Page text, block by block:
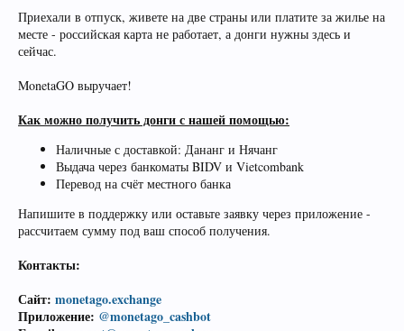
Приехали в отпуск, живете на две страны или платите за жилье на
месте - российская карта не работает, а донги нужны здесь и
сейчас.
MonetaGO выручает!
Как можно получить донги с нашей помощью:
Наличные с доставкой: Дананг и Нячанг
Выдача через банкоматы BIDV и Vietcombank
Перевод на счёт местного банка
Напишите в поддержку или оставьте заявку через приложение -
рассчитаем сумму под ваш способ получения.
Контакты:
Сайт: monetago.exchange
Приложение: @monetago_cashbot